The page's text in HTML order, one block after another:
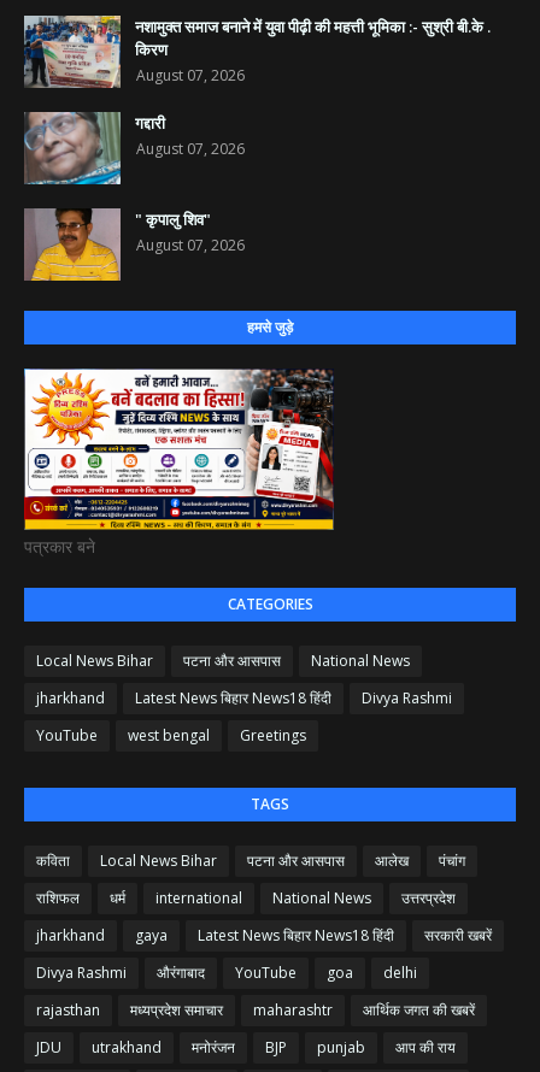
नशामुक्त समाज बनाने में युवा पीढ़ी की महत्ती भूमिका :- सुश्री बी.के .
किरण
August 07, 2026
गद्दारी
August 07, 2026
" कृपालु शिव"
August 07, 2026
हमसे जुड़े
पत्रकार बने
CATEGORIES
Local News Bihar पटना और आसपास
National News
jharkhand
Latest News बिहार News18 हिंदी
Divya Rashmi
YouTube
west bengal Greetings
TAGS
कविता Local News Bihar पटना और आसपास आलेख
पंचांग
राशिफल
धर्म international National News
उत्तरप्रदेश
jharkhand
gaya Latest News बिहार News18 हिंदी
सरकारी खबरें
Divya Rashmi
औरंगाबाद YouTube goa
delhi
rajasthan
मध्यप्रदेश समाचार maharashtr
आर्थिक जगत की खबरें
JDU
utrakhand मनोरंजन BJP punjab
आप की राय